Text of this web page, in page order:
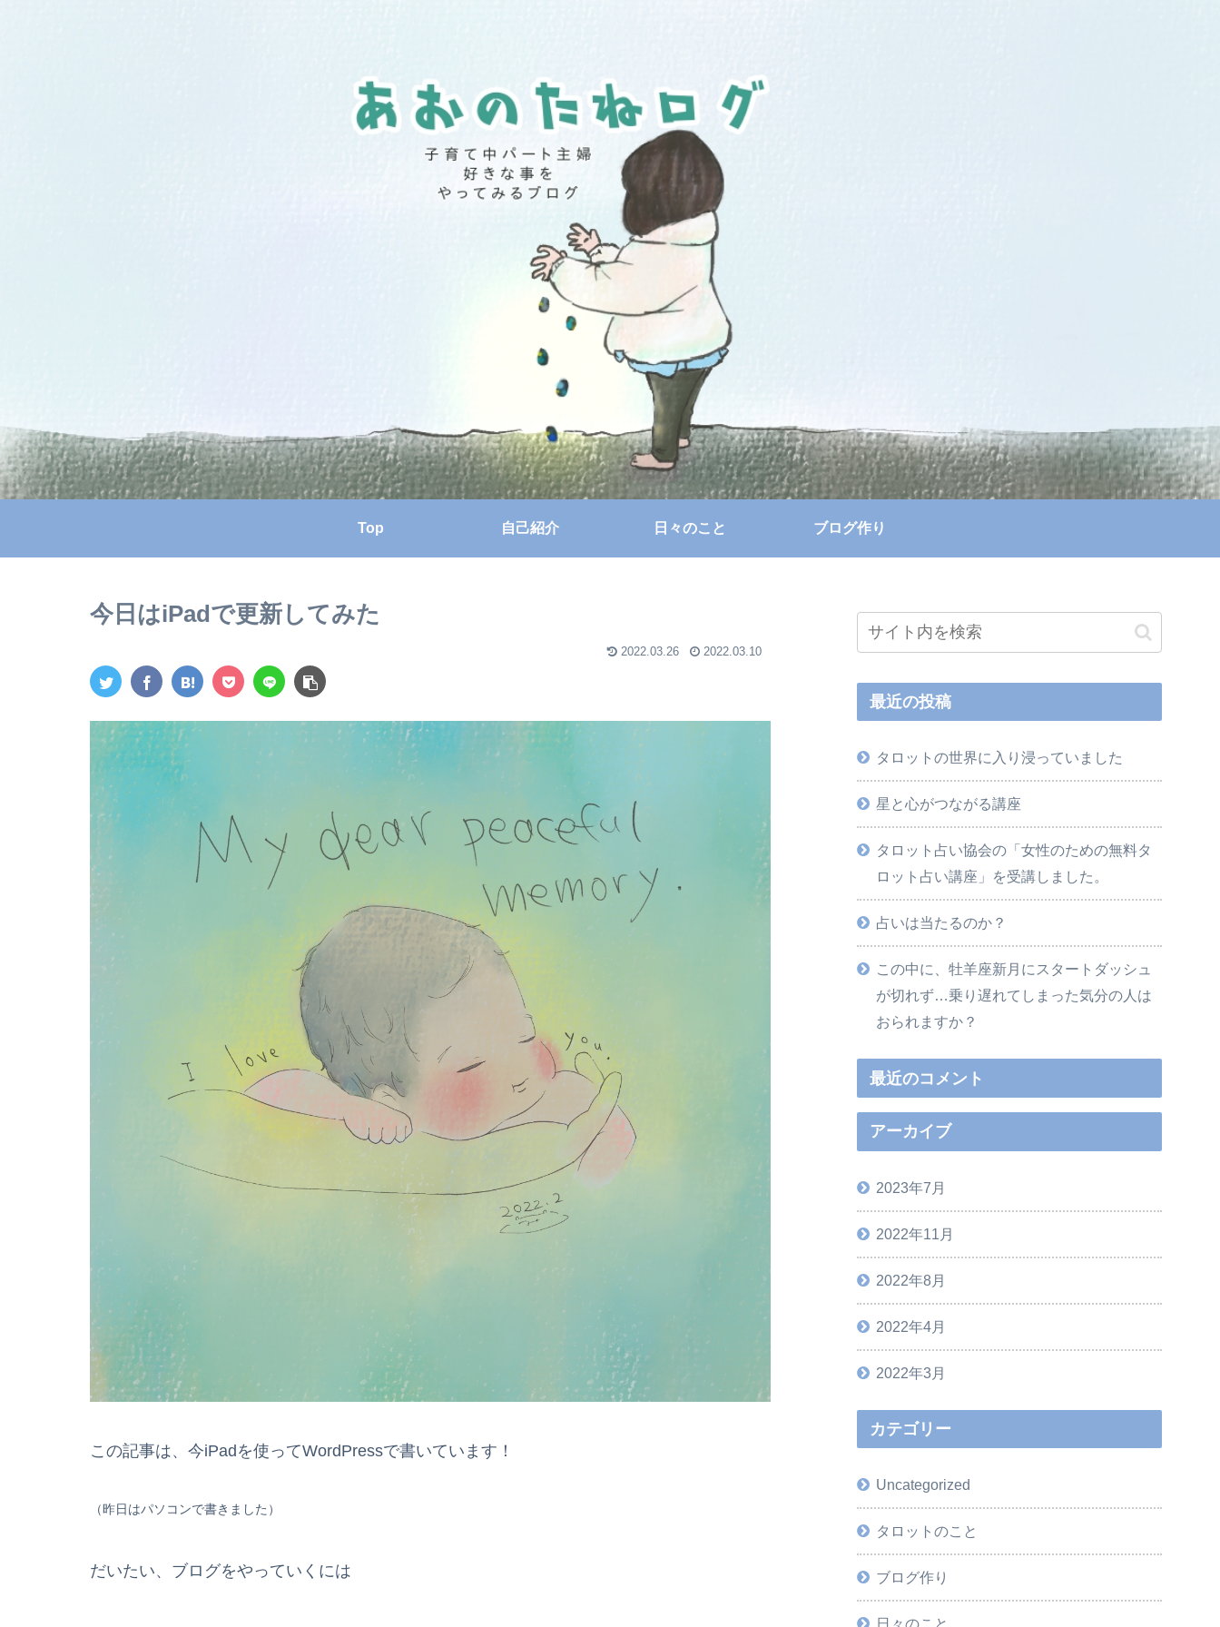
Top 自己紹介 日々のこと ブログ作り
今日はiPadで更新してみた
2022.03.26 2022.03.10
この記事は、今iPadを使ってWordPressで書いています！
（昨日はパソコンで書きました）
だいたい、ブログをやっていくには
最近の投稿
タロットの世界に入り浸っていました
星と心がつながる講座
タロット占い協会の「女性のための無料タ
ロット占い講座」を受講しました。
占いは当たるのか？
この中に、牡羊座新月にスタートダッシュ
が切れず…乗り遅れてしまった気分の人は
おられますか？
最近のコメント
アーカイブ
2023年7月
2022年11月
2022年8月
2022年4月
2022年3月
カテゴリー
Uncategorized
タロットのこと
ブログ作り
日々のこと